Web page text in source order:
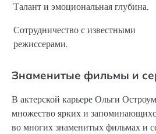
Талант и эмоциональная глубина.
Сотрудничество с известными
режиссерами.
Знаменитые фильмы и
В актерской карьере Ольги
множество ярких и
во многих знаменитых фильмах и